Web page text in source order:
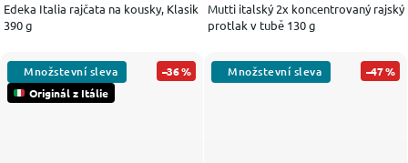
Edeka Italia rajčata na kousky, Klasik
390 g
Mutti italský 2x koncentrovaný rajský
protlak v tubě 130 g
Originál z Itálie
–36 % –47 %